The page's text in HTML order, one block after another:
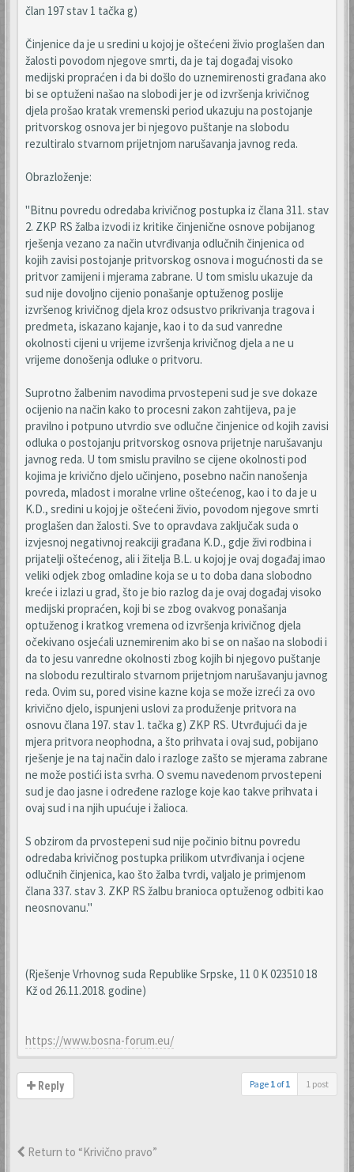
član 197 stav 1 tačka g)
Činjenice da je u sredini u kojoj je oštećeni živio proglašen dan
žalosti povodom njegove smrti, da je taj događaj visoko
medijski propraćen i da bi došlo do uznemirenosti građana ako
bi se optuženi našao na slobodi jer je od izvršenja krivičnog
djela prošao kratak vremenski period ukazuju na postojanje
pritvorskog osnova jer bi njegovo puštanje na slobodu
rezultiralo stvarnom prijetnjom narušavanja javnog reda.
Obrazloženje:
"Bitnu povredu odredaba krivičnog postupka iz člana 311. stav
2. ZKP RS žalba izvodi iz kritike činjenične osnove pobijanog
rješenja vezano za način utvrđivanja odlučnih činjenica od
kojih zavisi postojanje pritvorskog osnova i mogućnosti da se
pritvor zamijeni i mjerama zabrane. U tom smislu ukazuje da
sud nije dovoljno cijenio ponašanje optuženog poslije
izvršenog krivičnog djela kroz odsustvo prikrivanja tragova i
predmeta, iskazano kajanje, kao i to da sud vanredne
okolnosti cijeni u vrijeme izvršenja krivičnog djela a ne u
vrijeme donošenja odluke o pritvoru.
Suprotno žalbenim navodima prvostepeni sud je sve dokaze
ocijenio na način kako to procesni zakon zahtijeva, pa je
pravilno i potpuno utvrdio sve odlučne činjenice od kojih zavisi
odluka o postojanju pritvorskog osnova prijetnje narušavanju
javnog reda. U tom smislu pravilno se cijene okolnosti pod
kojima je krivično djelo učinjeno, posebno način nanošenja
povreda, mladost i moralne vrline oštećenog, kao i to da je u
K.D., sredini u kojoj je oštećeni živio, povodom njegove smrti
proglašen dan žalosti. Sve to opravdava zaključak suda o
izvjesnoj negativnoj reakciji građana K.D., gdje živi rodbina i
prijatelji oštećenog, ali i žitelja B.L. u kojoj je ovaj događaj imao
veliki odjek zbog omladine koja se u to doba dana slobodno
kreće i izlazi u grad, što je bio razlog da je ovaj događaj visoko
medijski propraćen, koji bi se zbog ovakvog ponašanja
optuženog i kratkog vremena od izvršenja krivičnog djela
očekivano osjećali uznemirenim ako bi se on našao na slobodi i
da to jesu vanredne okolnosti zbog kojih bi njegovo puštanje
na slobodu rezultiralo stvarnom prijetnjom narušavanju javnog
reda. Ovim su, pored visine kazne koja se može izreći za ovo
krivično djelo, ispunjeni uslovi za produženje pritvora na
osnovu člana 197. stav 1. tačka g) ZKP RS. Utvrđujući da je
mjera pritvora neophodna, a što prihvata i ovaj sud, pobijano
rješenje je na taj način dalo i razloge zašto se mjerama zabrane
ne može postići ista svrha. O svemu navedenom prvostepeni
sud je dao jasne i određene razloge koje kao takve prihvata i
ovaj sud i na njih upućuje i žalioca.
S obzirom da prvostepeni sud nije počinio bitnu povredu
odredaba krivičnog postupka prilikom utvrđivanja i ocjene
odlučnih činjenica, kao što žalba tvrdi, valjalo je primjenom
člana 337. stav 3. ZKP RS žalbu branioca optuženog odbiti kao
neosnovanu."
(Rješenje Vrhovnog suda Republike Srpske, 11 0 K 023510 18
Kž od 26.11.2018. godine)
https://www.bosna-forum.eu/
Reply Page 1 of1 1 post
Return to “Krivično pravo”